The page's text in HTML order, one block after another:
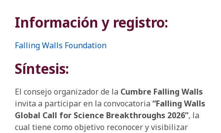
Información y registro:
Falling Walls Foundation
Síntesis:
El consejo organizador de la Cumbre Falling Walls
invita a participar en la convocatoria “Falling Walls
Global Call for Science Breakthroughs 2026”, la
cual tiene como objetivo reconocer y visibilizar